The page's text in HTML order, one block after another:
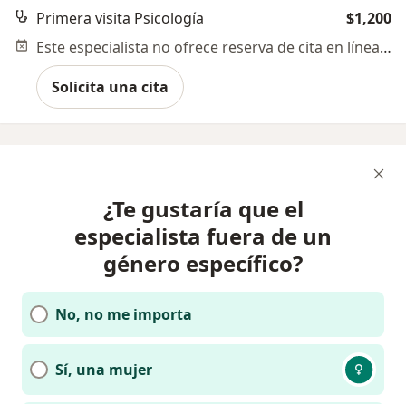
Primera visita Psicología
$1,200
Este especialista no ofrece reserva de cita en línea en esta dirección.
Solicita una cita
¿Te gustaría que el
especialista fuera de un
género específico?
No, no me importa
Sí, una mujer